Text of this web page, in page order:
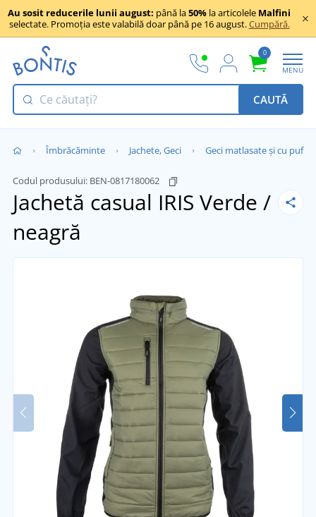
Au sosit reducerile lunii august: până la50% la articolele Malfini
selectate. Promoția este valabilă doar până pe 16 august.Cumpără.
0
MENU
CAUTĂ
Îmbrăcăminte Jachete, Geci Geci matlasate și cu puf
Codul produsului: BEN-0817180062
Jachetă casual IRIS Verde /
neagră